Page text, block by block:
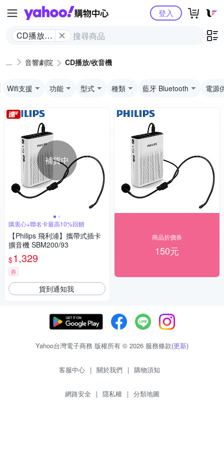
Yahoo購物中心
CD播放/
登入
音響劇院 CD播放/收音機
Wifi支援 功能 型式 種類 藍牙 Bluetooth 電源
補貨中
購衷心+聯名卡最高10%回饋
【Philips 飛利浦】攜帶式插卡
擴音機 SBM200/93
$1,329
券
貨到通知我
商品折價券
150元
Yahoo台灣電子商務 版權所有 © 2026 服務條款(更新)
客服中心 | 關於我們 | 購物須知
網路安全 | 隱私權 | 分類地圖